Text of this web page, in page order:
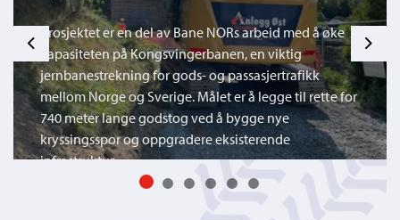
Previous
Prosjektet er en del av Bane NORs arbeid med å øke
kapasiteten på Kongsvingerbanen, en viktig
jernbanestrekning for gods- og passasjertrafikk
mellom Norge og Sverige. Målet er å legge til rette for
740 meter lange godstog ved å bygge nye
kryssingsspor og oppgradere eksisterende
infrastruktur.
Next